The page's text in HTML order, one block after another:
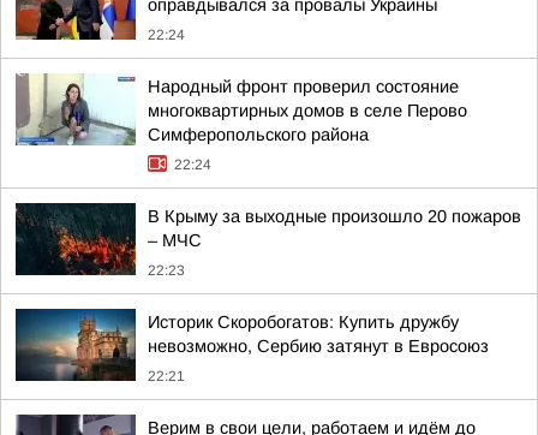
оправдывался за провалы Украины
22:24
Народный фронт проверил состояние
многоквартирных домов в селе Перово
Симферопольского района
22:24
В Крыму за выходные произошло 20 пожаров
– МЧС
22:23
Историк Скоробогатов: Купить дружбу
невозможно, Сербию затянут в Евросоюз
22:21
Верим в свои цели, работаем и идём до